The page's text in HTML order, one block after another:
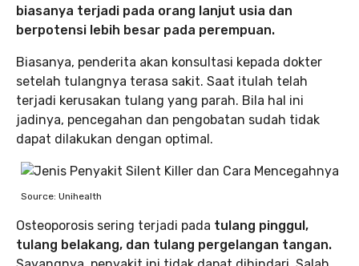
biasanya terjadi pada orang lanjut usia dan
berpotensi lebih besar pada perempuan.
Biasanya, penderita akan konsultasi kepada dokter
setelah tulangnya terasa sakit. Saat itulah telah
terjadi kerusakan tulang yang parah. Bila hal ini
jadinya, pencegahan dan pengobatan sudah tidak
dapat dilakukan dengan optimal.
Source: Unihealth
Osteoporosis sering terjadi pada tulang pinggul,
tulang belakang, dan tulang pergelangan tangan.